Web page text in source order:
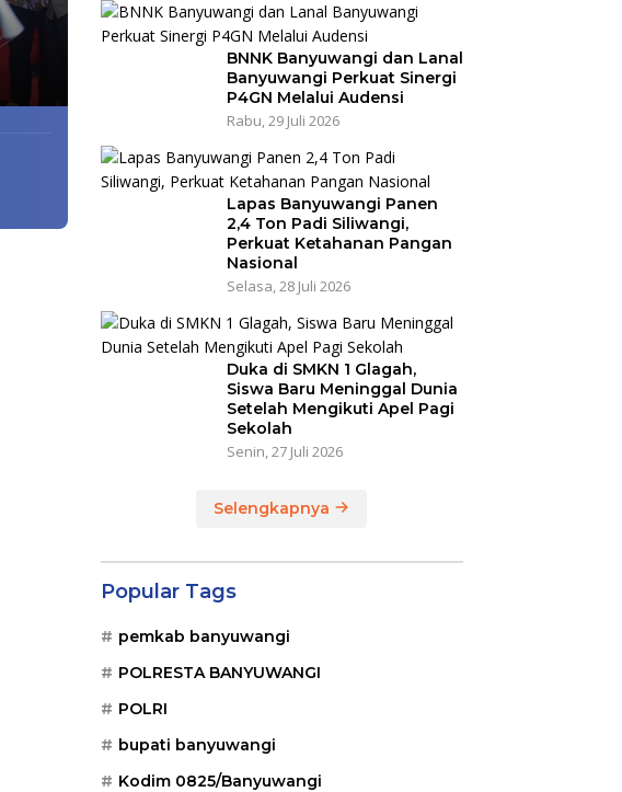
BNNK Banyuwangi dan Lanal
Banyuwangi Perkuat Sinergi
P4GN Melalui Audensi
Rabu, 29 Juli 2026
Lapas Banyuwangi Panen
2,4 Ton Padi Siliwangi,
Perkuat Ketahanan Pangan
Nasional
Selasa, 28 Juli 2026
Duka di SMKN 1 Glagah,
Siswa Baru Meninggal Dunia
Setelah Mengikuti Apel Pagi
Sekolah
Senin, 27 Juli 2026
Selengkapnya
Popular Tags
pemkab banyuwangi
POLRESTA BANYUWANGI
POLRI
bupati banyuwangi
Kodim 0825/Banyuwangi